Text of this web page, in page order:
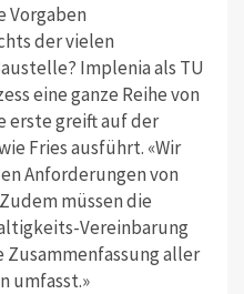
Vorgaben
der vielen
Implenia als TU
eine ganze Reihe von
erste greift auf der
Fries ausführt. «Wir
Anforderungen von
müssen die
Vereinbarung
aller
umfasst.»